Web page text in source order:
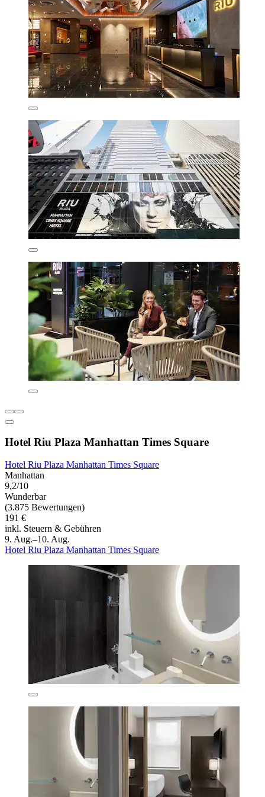
Hotel Riu Plaza Manhattan Times Square
Hotel Riu Plaza Manhattan Times Square
Manhattan
9,2/10
Wunderbar
(3.875 Bewertungen)
191 €
inkl. Steuern & Gebühren
9. Aug.–10. Aug.
Hotel Riu Plaza Manhattan Times Square